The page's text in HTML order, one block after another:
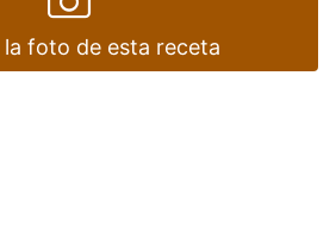
la foto de esta receta